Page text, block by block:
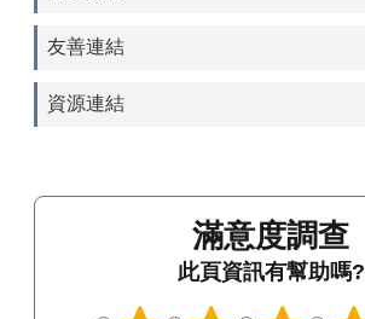
友善連結
資源連結
滿意度調查
此頁資訊有幫助嗎?